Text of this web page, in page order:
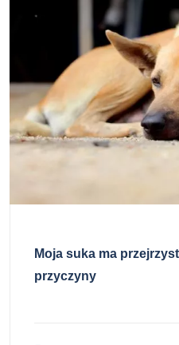
Moja suka ma
przyczyny